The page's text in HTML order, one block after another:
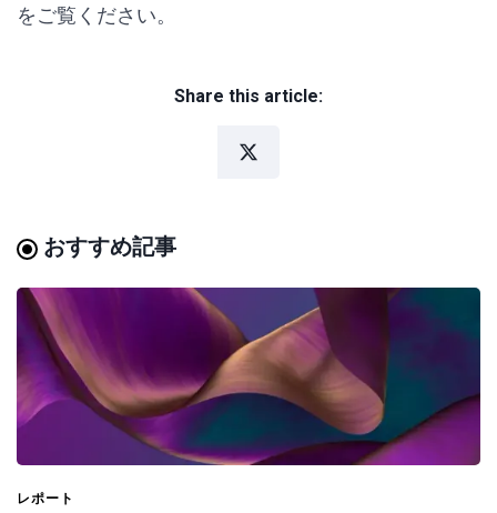
をご覧ください。
Share this article:
おすすめ記事
レポート